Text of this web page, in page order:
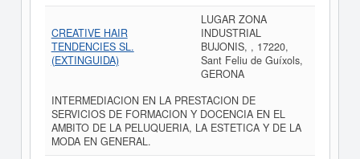
CREATIVE HAIR
TENDENCIES SL.
(EXTINGUIDA)
LUGAR ZONA
INDUSTRIAL
BUJONIS, , 17220,
Sant Feliu de Guíxols,
GERONA
INTERMEDIACION EN LA PRESTACION DE
SERVICIOS DE FORMACION Y DOCENCIA EN EL
AMBITO DE LA PELUQUERIA, LA ESTETICA Y DE LA
MODA EN GENERAL.